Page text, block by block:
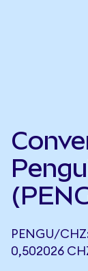
PENGU/
0,502026